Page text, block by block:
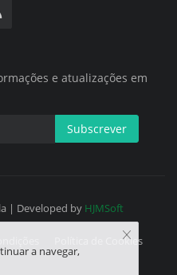
e atualizações em
Subscrever
| Developed by HJMSoft
Política de Cookies
a navegar,